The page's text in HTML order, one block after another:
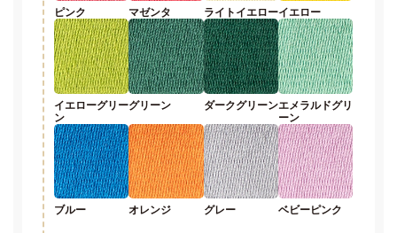
ピンク マゼンタ ライトイエローイエロー
イエローグリー
ン
グリーン ダークグリーンエメラルドグリ
ーン
ブルー オレンジ グレー ベビーピンク